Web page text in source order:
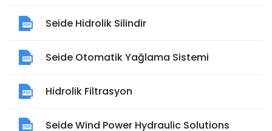
Seide Hidrolik Silindir
Seide Otomatik Yağlama Sistemi
Hidrolik Filtrasyon
Seide Wind Power Hydraulic Solutions